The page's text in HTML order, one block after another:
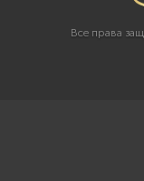
Все права